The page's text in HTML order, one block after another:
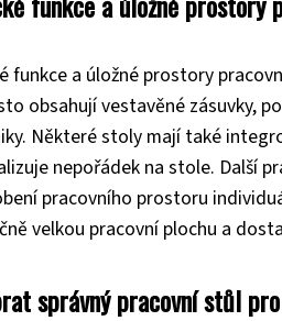
funkce a úložné prostory
obsahují vestavěné zásuvky,
Některé stoly mají také
nepořádek na stole. Další
pracovního prostoru
velkou pracovní plochu a
správný pracovní stůl